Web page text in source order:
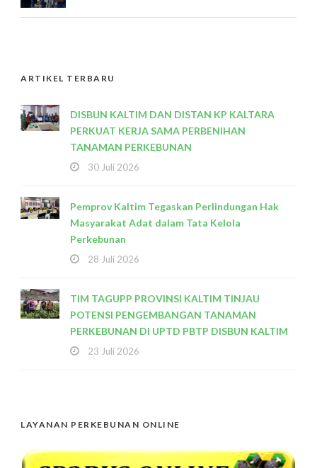
ARTIKEL TERBARU
DISBUN KALTIM DAN DISTAN KP KALTARA
PERKUAT KERJA SAMA PERBENIHAN
TANAMAN PERKEBUNAN
30 Juli 2026
Pemprov Kaltim Tegaskan Perlindungan Hak
Masyarakat Adat dalam Tata Kelola
Perkebunan
28 Juli 2026
TIM TAGUPP PROVINSI KALTIM TINJAU
POTENSI PENGEMBANGAN TANAMAN
PERKEBUNAN DI UPTD PBTP DISBUN KALTIM
23 Juli 2026
LAYANAN PERKEBUNAN ONLINE